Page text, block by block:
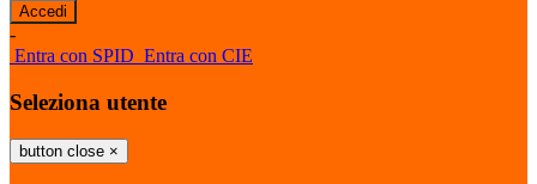
-
Entra con SPID Entra con CIE
Seleziona utente
button close ×